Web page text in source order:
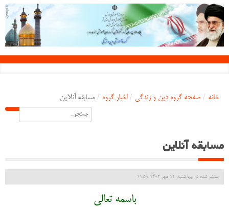
خانه / صفحه گروه دین و زندگی / اخبار گروه / مسابقه آنلاین
مسابقه آنلاین
منتشر شده در چهارشنبه, 12 مهر 1402 11:59
باسمه تعالی